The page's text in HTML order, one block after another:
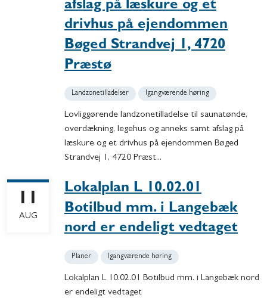
afslag på læskure og et
drivhus på ejendommen
Bøged Strandvej 1, 4720
Præstø
Landzonetilladelser Igangværende høring
Lovliggørende landzonetilladelse til saunatønde,
overdækning, legehus og anneks samt afslag på
læskure og et drivhus på ejendommen Bøged
Strandvej 1, 4720 Præst...
Lokalplan L 10.02.01
Botilbud mm. i Langebæk
nord er endeligt vedtaget
11
AUG
Planer Igangværende høring
Lokalplan L 10.02.01 Botilbud mm. i Langebæk nord
er endeligt vedtaget